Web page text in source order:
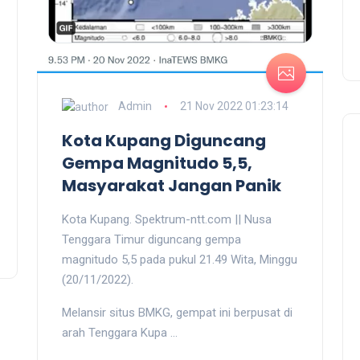
Admin 21 Nov 2022 01:23:14
Kota Kupang Diguncang
Gempa Magnitudo 5,5,
Masyarakat Jangan Panik
Kota Kupang. Spektrum-ntt.com || Nusa
Tenggara Timur diguncang gempa
magnitudo 5,5 pada pukul 21.49 Wita, Minggu
(20/11/2022).
Melansir situs BMKG, gempat ini berpusat di
arah Tenggara Kupa ...